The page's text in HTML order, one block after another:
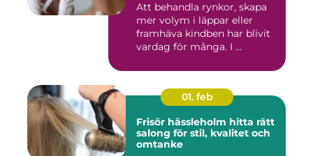
Att behandla rynkor, skapa
mer volym i läppar eller
framhäva kindben har blivit
vardag för många. I ...
01. feb
Frisör hässleholm hitta rätt
salong för stil, kvalitet och
omtanke